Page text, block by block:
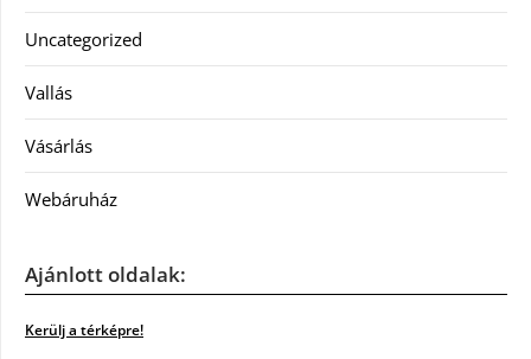
Uncategorized
Vallás
Vásárlás
Webáruház
Ajánlott oldalak:
Kerülj a térképre!